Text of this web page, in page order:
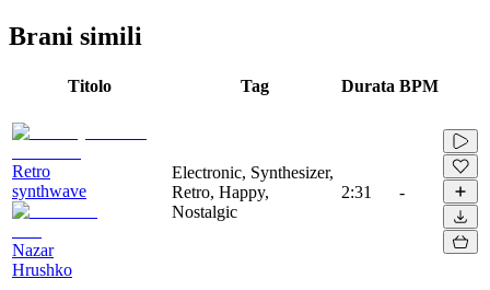
Brani simili
Titolo Tag Durata BPM
Retro
synthwave
Nazar
Hrushko
Electronic, Synthesizer,
Retro, Happy,
Nostalgic
2:31 -